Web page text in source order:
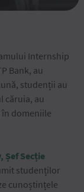
Internship
Bank, au
studenții au
căruia, au
domeniile
Șef Secție
studenților
cunoștințele